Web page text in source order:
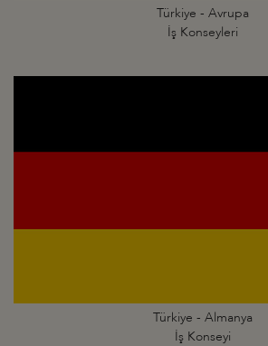
Türkiye - Avrupa
İş Konseyleri
Türkiye - Almanya
İş Konseyi